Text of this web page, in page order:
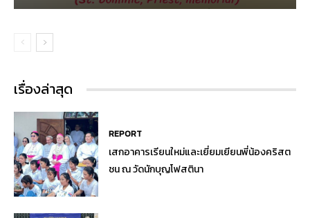
เรื่องล่าสุด
REPORT
เสกอาคารเรียนใหม่และเยี่ยมเยียนพี่น้องคริสต
ชน ณ วัดนักบุญโฟสตินา